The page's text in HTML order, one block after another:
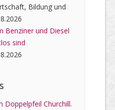
Bildung und
Benziner und Diesel
sind
Doppelpfeil Churchill.